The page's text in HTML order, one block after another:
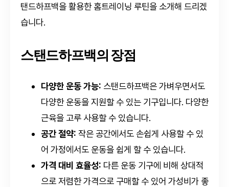
탠드하프백을 활용한 홈트레이닝 루틴을 소개해 드리겠
습니다.
스탠드하프백의 장점
다양한 운동 가능: 스탠드하프백은 가벼우면서도
다양한 운동을 지원할 수 있는 기구입니다. 다양한
근육을 고루 사용할 수 있습니다.
공간 절약: 작은 공간에서도 손쉽게 사용할 수 있
어 가정에서도 운동을 쉽게 할 수 있습니다.
가격 대비 효율성: 다른 운동 기구에 비해 상대적
으로 저렴한 가격으로 구매할 수 있어 가성비가 좋